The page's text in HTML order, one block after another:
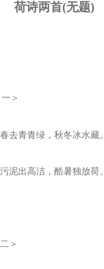
荷诗两首(无题)
＞
春去青青绿，秋冬冰水藏。
污泥出高洁，酷暑独放荷。